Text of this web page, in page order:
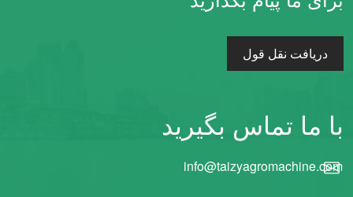
دریافت نقل قول
با ما تماس بگیرید